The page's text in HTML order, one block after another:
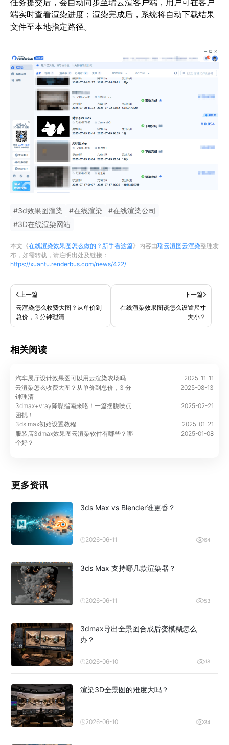
端实时查看渲染进度；渲染完成后，系统将自动下载结果
文件至本地指定路径。
#3d效果图渲染 #在线渲染 #在线渲染公司
#3D在线渲染网站
本文《在线渲染效果图怎么做的？新手看这篇》内容由瑞云渲图云渲染整理发
布，如需转载，请注明出处及链接：
https://xuantu.renderbus.com/news/422/
上一篇
云渲染怎么收费大图？从单价到
总价，3 分钟理清
下一篇
在线渲染效果图该怎么设置尺寸
大小？
相关阅读
汽车展厅设计效果图可以用云渲染农场吗
2025-11-11
云渲染怎么收费大图？从单价到总价，3 分
钟理清
2025-08-13
3dmax+vray降噪指南来咯！一篇摆脱噪点
困扰！
2025-02-21
3ds max初始设置教程
2025-01-21
服装店3dmax效果图云渲染软件有哪些？哪
个好？
2025-01-08
更多资讯
3ds Max vs Blender谁更香？
2026-06-11 64
3ds Max 支持哪几款渲染器？
2026-06-11 53
3dmax导出全景图合成后变模糊怎么
办？
2026-06-10 18
渲染3D全景图的难度大吗？
2026-06-10 34